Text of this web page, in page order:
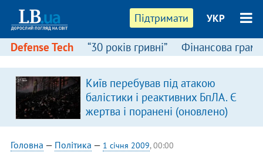
Підтримати УКР
Defense Tech “30 років гривні” Фінансова
Київ перебував під атакою
балістики і реактивних БпЛА. Є
жертва і поранені (оновлено)
Головна — Політика — 1 січня 2009, 00:00